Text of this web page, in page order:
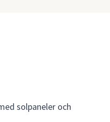
solpaneler och